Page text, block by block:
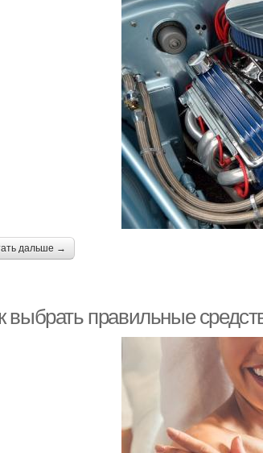
дальше →
выбрать правильные